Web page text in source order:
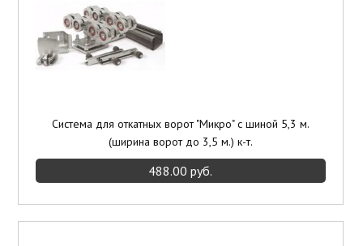
Система для откатных ворот "Микро" с шиной 5,3 м.
(ширина ворот до 3,5 м.) к-т.
488.00 руб.